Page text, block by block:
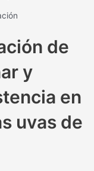
de
y
en
uvas de